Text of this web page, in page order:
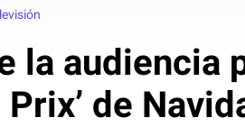
la audiencia
Prix’ de